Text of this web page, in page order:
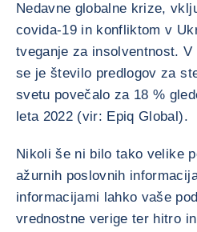
Nedavne globalne krize,
covida-19 in konfliktom v
tveganje za insolventnost.
se je število predlogov za
svetu povečalo za 18 %
leta 2022 (vir: Epiq Global).
Nikoli še ni bilo tako velike
ažurnih poslovnih
informacijami lahko vaše
vrednostne verige ter hitro